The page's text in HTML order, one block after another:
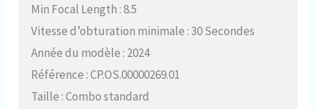
Min Focal Length : 8.5
Vitesse d’obturation minimale : 30 Secondes
Année du modèle : 2024
Référence : CP.OS.00000269.01
Taille : Combo standard